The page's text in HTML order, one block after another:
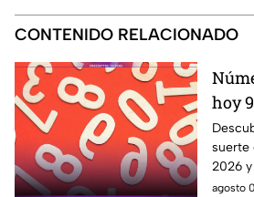
CONTENIDO RELACIONADO
hoy
la
suerte
2026
que la
agosto